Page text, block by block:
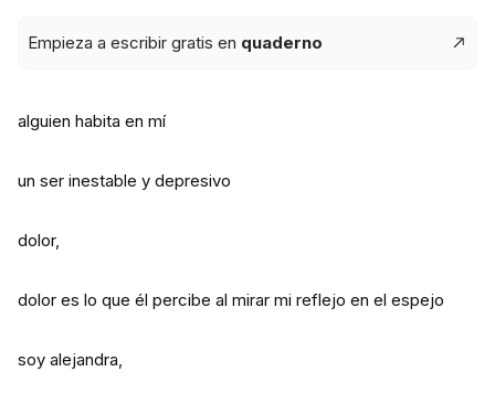
Empieza a escribir gratis en quaderno
alguien habita en mí
un ser inestable y depresivo
dolor,
dolor es lo que él percibe al mirar mi reflejo en el espejo
soy alejandra,